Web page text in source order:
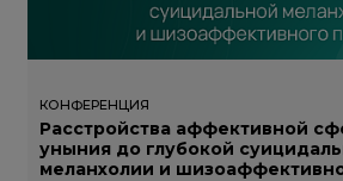
КОНФЕРЕНЦИЯ
Расстройства аффективной
уныния до глубокой
меланхолии и